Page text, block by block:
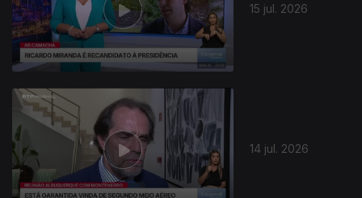
15 jul. 2026
14 jul. 2026